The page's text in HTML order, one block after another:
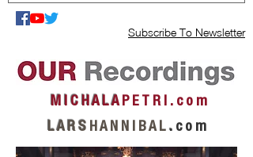
Subscribe To Newsletter
M I C H A L AP E T R I . c o m
L A R S H A N N I B A L . c o m